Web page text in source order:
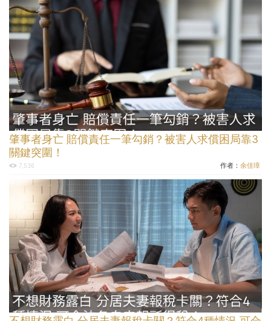
肇事者身亡 賠償責任一筆勾銷？被害人求償困局靠3
關鍵突圍！
7,536 作者： 余佳璋